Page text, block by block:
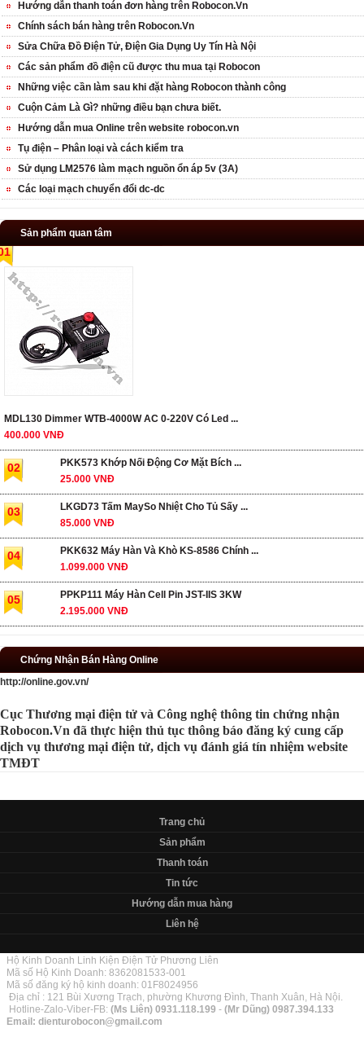
Hướng dẫn thanh toán đơn hàng trên Robocon.Vn
Chính sách bán hàng trên Robocon.Vn
Sửa Chữa Đồ Điện Tử, Điện Gia Dụng Uy Tín Hà Nội
Các sản phẩm đồ điện cũ được thu mua tại Robocon
Những việc cần làm sau khi đặt hàng Robocon thành công
Cuộn Cảm Là Gì? những điều bạn chưa biết.
Hướng dẫn mua Online trên website robocon.vn
Tụ điện – Phân loại và cách kiểm tra
Sử dụng LM2576 làm mạch nguồn ổn áp 5v (3A)
Các loại mạch chuyển đổi dc-dc
Sản phẩm quan tâm
MDL130 Dimmer WTB-4000W AC 0-220V Có Led ...
400.000 VNĐ
02
PKK573 Khớp Nối Động Cơ Mặt Bích ...
25.000 VNĐ
03
LKGD73 Tấm MaySo Nhiệt Cho Tủ Sấy ...
85.000 VNĐ
04
PKK632 Máy Hàn Và Khò KS-8586 Chính ...
1.099.000 VNĐ
05
PPKP111 Máy Hàn Cell Pin JST-IIS 3KW
2.195.000 VNĐ
Chứng Nhận Bán Hàng Online
http://online.gov.vn/
Cục Thương mại điện tử và Công nghệ thông tin chứng nhận
Robocon.Vn đã thực hiện thủ tục thông báo đăng ký cung cấp
dịch vụ thương mại điện tử, dịch vụ đánh giá tín nhiệm website
TMĐT
Trang chủ
Sản phẩm
Thanh toán
Tin tức
Hướng dẫn mua hàng
Liên hệ
Hộ Kinh Doanh Linh Kiện Điện Tử Phương Liên
Mã số Hộ Kinh Doanh: 8362081533-001
Mã số đăng ký hộ kinh doanh: 01F8024956
Địa chỉ : 121 Bùi Xương Trạch, phường Khương Đình, Thanh Xuân, Hà Nội.
Hotline-Zalo-Viber-FB: (Ms Liên) 0931.118.199 - (Mr Dũng) 0987.394.133
Email: dienturobocon@gmail.com